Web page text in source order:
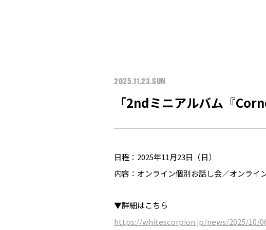
2025.11.23.SUN
「2ndミニアルバム『
日程：2025年11月23日（日）
内容：オンライン個別お話し会／オンライ
▼詳細はこちら
https://whitescorpion.jp/news/2025/10/